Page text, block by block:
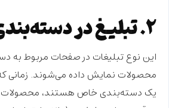
۲. تبلیغ در دسته‌بندی‌ها
این نوع تبلیغات در صفحات مربوط به
محصولات نمایش داده می‌شوند. زمانی که
یک دسته‌بندی خاص هستند، محصولات